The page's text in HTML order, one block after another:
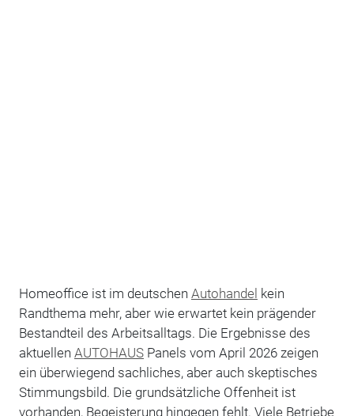
Homeoffice ist im deutschen Autohandel kein
Randthema mehr, aber wie erwartet kein prägender
Bestandteil des Arbeitsalltags. Die Ergebnisse des
aktuellen AUTOHAUSPanels vom April 2026 zeigen
ein überwiegend sachliches, aber auch skeptisches
Stimmungsbild. Die grundsätzliche Offenheit ist
vorhanden, Begeisterung hingegen fehlt. Viele Betriebe